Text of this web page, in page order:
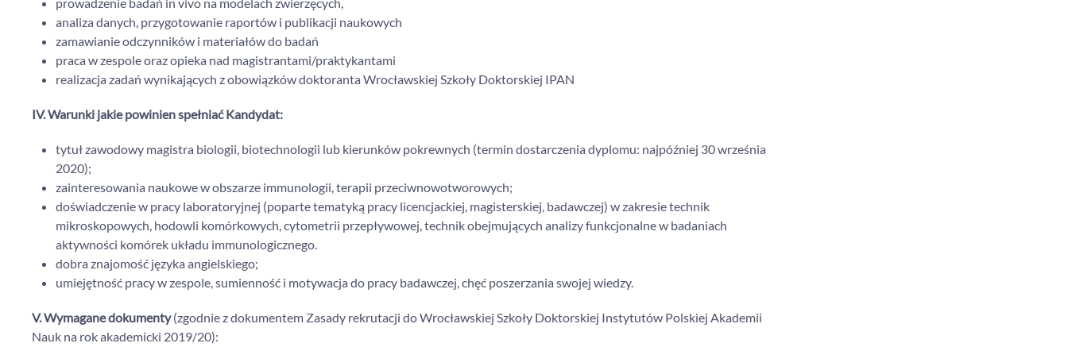
prowadzenie badań in vivo na modelach zwierzęcych,
analiza danych, przygotowanie raportów i publikacji naukowych
zamawianie odczynników i materiałów do badań
praca w zespole oraz opieka nad magistrantami/praktykantami
realizacja zadań wynikających z obowiązków doktoranta Wrocławskiej Szkoły Doktorskiej IPAN
IV. Warunki jakie powinien spełniać Kandydat:
tytuł zawodowy magistra biologii, biotechnologii lub kierunków pokrewnych (termin dostarczenia dyplomu: najpóźniej 30 września
2020);
zainteresowania naukowe w obszarze immunologii, terapii przeciwnowotworowych;
doświadczenie w pracy laboratoryjnej (poparte tematyką pracy licencjackiej, magisterskiej, badawczej) w zakresie technik
mikroskopowych, hodowli komórkowych, cytometrii przepływowej, technik obejmujących analizy funkcjonalne w badaniach
aktywności komórek układu immunologicznego.
dobra znajomość języka angielskiego;
umiejętność pracy w zespole, sumienność i motywacja do pracy badawczej, chęć poszerzania swojej wiedzy.
V. Wymagane dokumenty(zgodnie z dokumentem Zasady rekrutacji do Wrocławskiej Szkoły Doktorskiej Instytutów Polskiej Akademii
Nauk na rok akademicki 2019/20):